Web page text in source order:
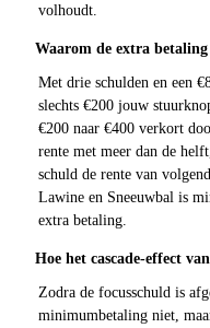
volhoudt.
Waarom de extra
Met drie schulden en een
slechts €200 jouw
€200 naar €400 verkort
rente met meer dan de
schuld de rente van
Lawine en Sneeuwbal is
extra betaling.
Hoe het cascade-effect
Zodra de focusschuld is
minimumbetaling niet,